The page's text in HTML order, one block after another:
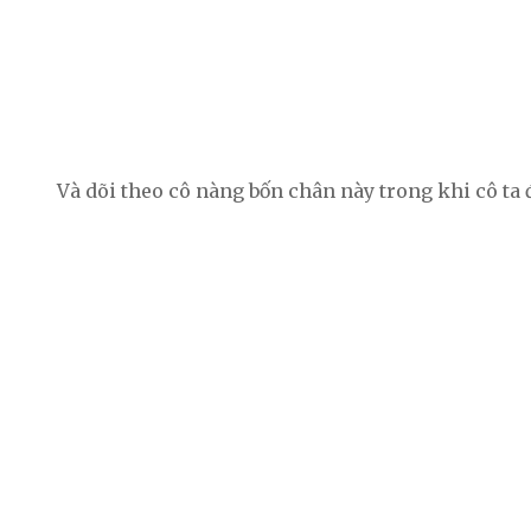
Và dõi theo cô nàng bốn chân này trong khi cô